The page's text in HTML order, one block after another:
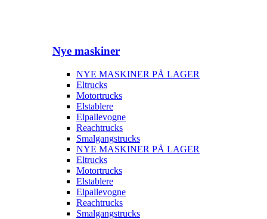
Nye maskiner
NYE MASKINER PÅ LAGER
Eltrucks
Motortrucks
Elstablere
Elpallevogne
Reachtrucks
Smalgangstrucks
NYE MASKINER PÅ LAGER
Eltrucks
Motortrucks
Elstablere
Elpallevogne
Reachtrucks
Smalgangstrucks